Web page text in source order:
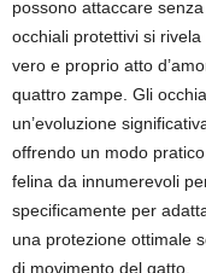
possono attaccare
occhiali protettivi si
vero e proprio atto
quattro zampe. Gli
un’evoluzione
offrendo un modo
felina da innumerevoli
specificamente per
una protezione ottimale
di movimento del gatto.